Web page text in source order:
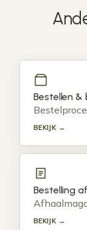
Bestellen &
BEKIJK →
Bestelling
BEKIJK →